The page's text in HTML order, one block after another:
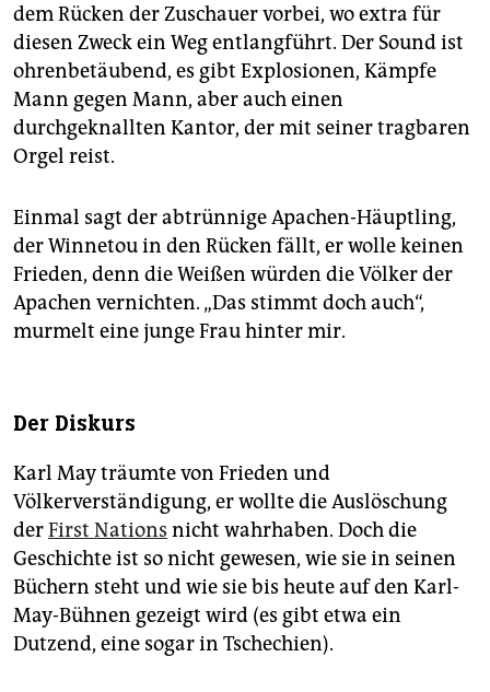
dem Rücken der Zuschauer vorbei, wo extra für
diesen Zweck ein Weg entlangführt. Der Sound ist
ohrenbetäubend, es gibt Explosionen, Kämpfe
Mann gegen Mann, aber auch einen
durchgeknallten Kantor, der mit seiner tragbaren
Orgel reist.
Einmal sagt der abtrünnige Apachen-Häuptling,
der Winnetou in den Rücken fällt, er wolle keinen
Frieden, denn die Weißen würden die Völker der
Apachen vernichten. „Das stimmt doch auch“,
murmelt eine junge Frau hinter mir.
Der Diskurs
Karl May träumte von Frieden und
Völkerverständigung, er wollte die Auslöschung
derFirst Nations nicht wahrhaben. Doch die
Geschichte ist so nicht gewesen, wie sie in seinen
Büchern steht und wie sie bis heute auf den Karl-
May-Bühnen gezeigt wird (es gibt etwa ein
Dutzend, eine sogar in Tschechien).